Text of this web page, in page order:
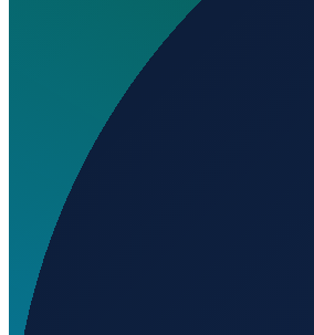
Wo liegt 4th Battalion (Frontier